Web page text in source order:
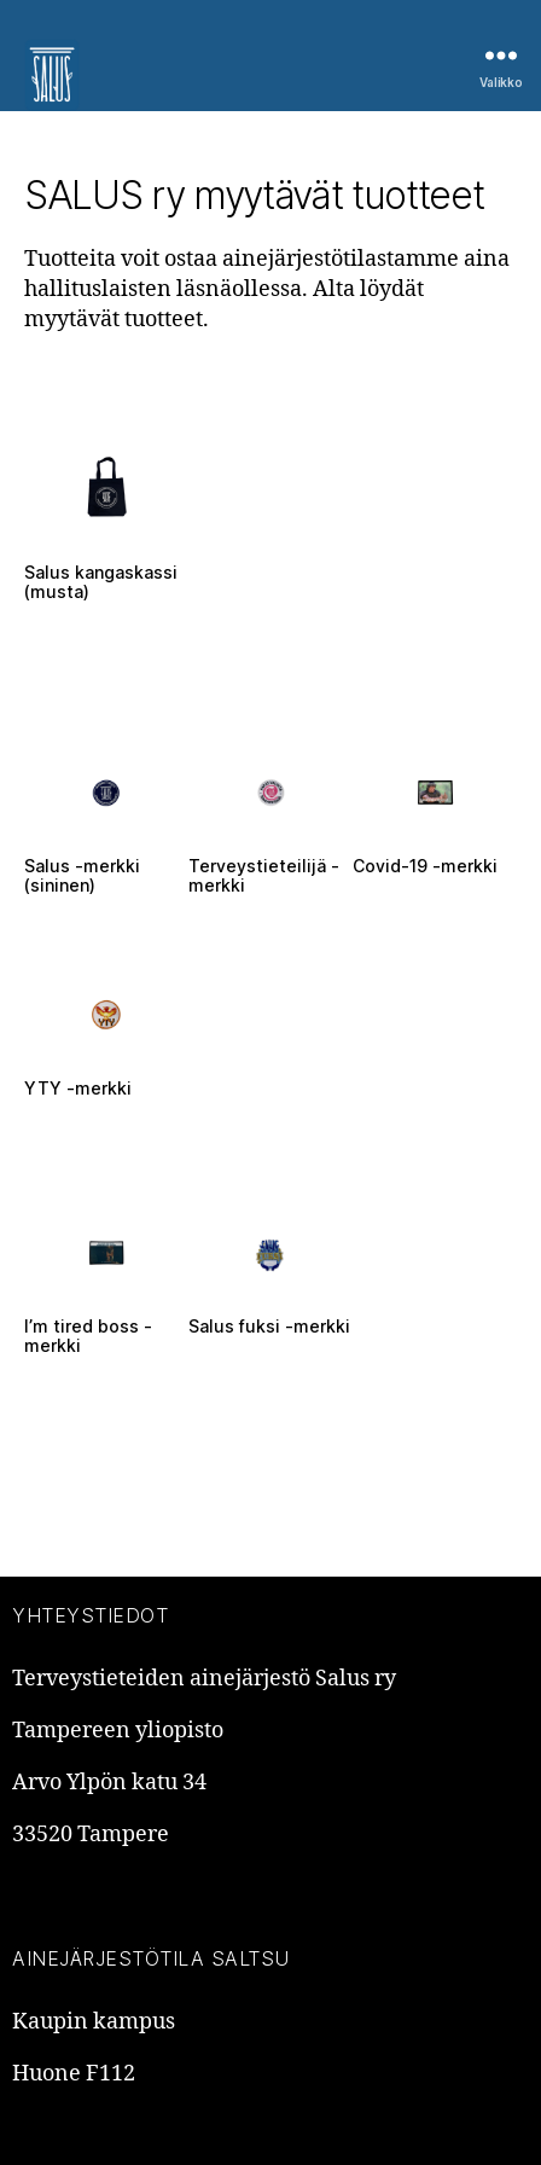
Valikko
SALUS ry myytävät tuotteet
Tuotteita voit ostaa ainejärjestötilastamme aina
hallituslaisten läsnäollessa. Alta löydät
myytävät tuotteet.
Salus kangaskassi
(musta)
Salus -merkki
(sininen)
Terveystieteilijä -
merkki
Covid-19 -merkki
YTY -merkki
I’m tired boss -
merkki
Salus fuksi -merkki
YHTEYSTIEDOT
Terveystieteiden ainejärjestö Salus ry
Tampereen yliopisto
Arvo Ylpön katu 34
33520 Tampere
AINEJÄRJESTÖTILA SALTSU
Kaupin kampus
Huone F112